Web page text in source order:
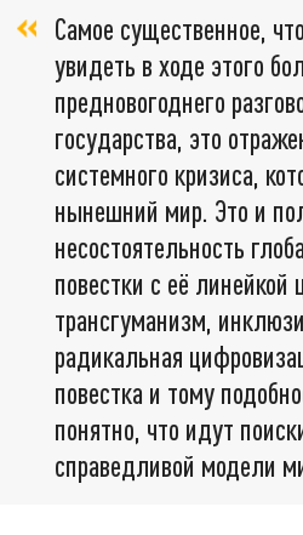
Самое существенное,
увидеть в ходе этого
предновогоднего
государства, это
системного кризиса,
нынешний мир. Это и
несостоятельность
повестки с её линейкой
трансгуманизм,
радикальная
повестка и тому
понятно, что идут
справедливой модели